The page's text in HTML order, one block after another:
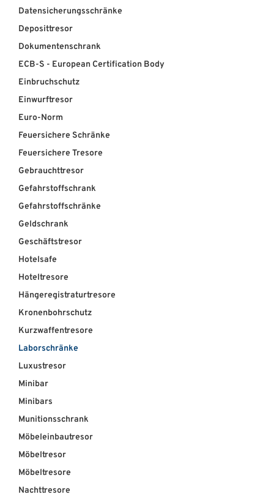
Messen & Events
Presse
Karriere
Unternehmen
Geschichte
Datensicherungsschränke
Deposittresor
Dokumentenschrank
ECB-S - European Certification Body
Einbruchschutz
Einwurftresor
Euro-Norm
Feuersichere Schränke
Feuersichere Tresore
Gebrauchttresor
Gefahrstoffschrank
Gefahrstoffschränke
Geldschrank
Geschäftstresor
Hotelsafe
Hoteltresore
Hängeregistraturtresore
Kronenbohrschutz
Kurzwaffentresore
Laborschränke
Luxustresor
Minibar
Minibars
Munitionsschrank
Möbeleinbautresor
Möbeltresor
Möbeltresore
Nachttresore